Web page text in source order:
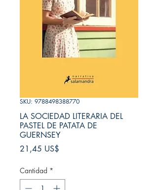
SKU: 9788498388770
LA SOCIEDAD LITERARIA DEL
PASTEL DE PATATA DE
GUERNSEY
21,45 US$
Cantidad *